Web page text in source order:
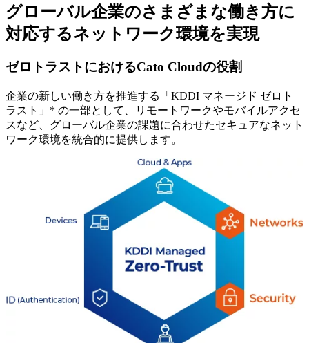
グローバル企業のさまざまな働き方に
対応するネットワーク環境を実現
ゼロトラストにおけるCato Cloudの役割
企業の新しい働き方を推進する「KDDI マネージド ゼロト
ラスト」* の一部として、リモートワークやモバイルアクセ
スなど、グローバル企業の課題に合わせたセキュアなネット
ワーク環境を統合的に提供します。